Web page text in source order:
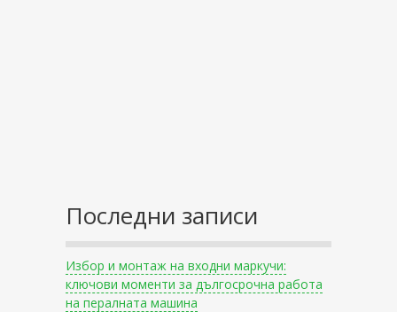
Последни записи
Избор и монтаж на входни маркучи:
ключови моменти за дългосрочна работа
на пералната машина